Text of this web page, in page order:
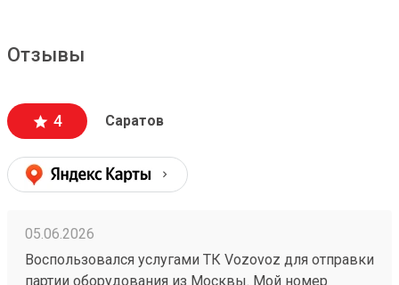
Отзывы
4 Саратов
05.06.2026
Воспользовался услугами ТК Vozovoz для отправки
партии оборудования из Москвы. Мой номер